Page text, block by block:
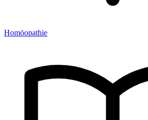
Homöopathie